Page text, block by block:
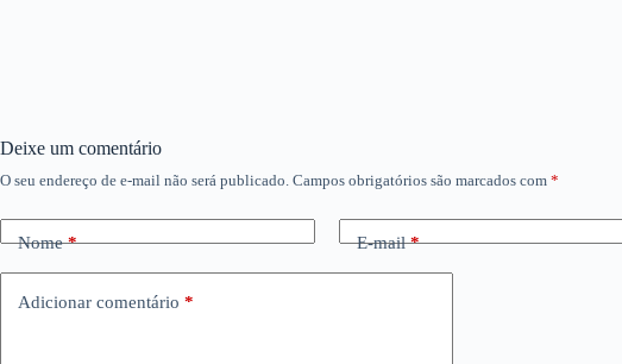
Deixe um comentário
O seu endereço de e-mail não será publicado. Campos obrigatórios são marcados com *
Nome* E-mail*
Adicionar comentário *